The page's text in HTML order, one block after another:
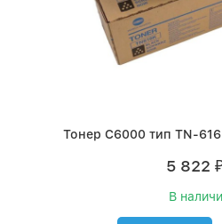
Тонер C6000 тип TN-
5 822
В